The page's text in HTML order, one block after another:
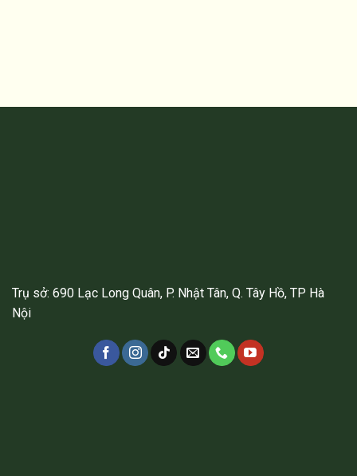
Trụ sở: 690 Lạc Long Quân, P. Nhật Tân, Q. Tây Hồ, TP Hà
Nội